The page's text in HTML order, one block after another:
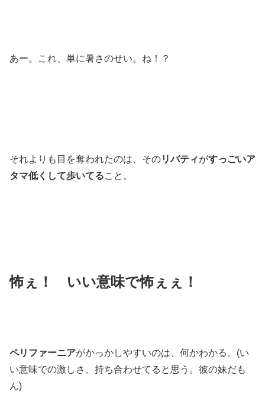
あー。これ、単に暑さのせい。ね！？
それよりも目を奪われたのは、そのリバティがすっごいア
タマ低くして歩いてること。
怖ぇ！ いい意味で怖ぇぇ！
ペリファーニアがかっかしやすいのは、何かわかる。(い
い意味での激しさ、持ち合わせてると思う。彼の妹だも
ん)